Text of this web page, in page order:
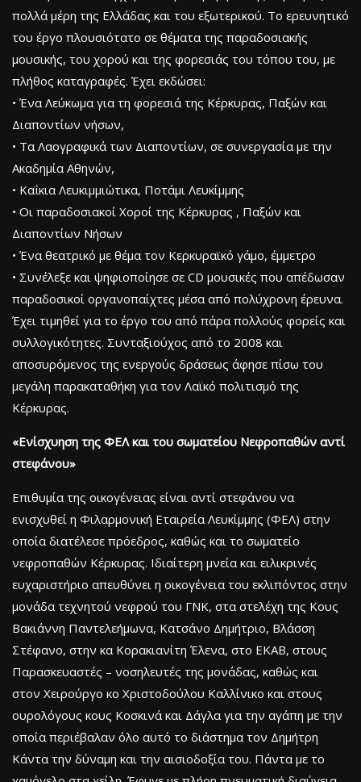
πολλά μέρη της Ελλάδας και του εξωτερικού. Το ερευνητικό
του έργο πλουσιότατο σε θέματα της παραδοσιακής
μουσικής, του χορού και της φορεσιάς του τόπου του, με
πλήθος καταγραφές. Έχει εκδώσει:
• Ένα Λεύκωμα για τη φορεσιά της Κέρκυρας, Παξών και
Διαποντίων νήσων,
• Τα Λαογραφικά των Διαποντίων, σε συνεργασία με την
Ακαδημία Αθηνών,
• Καΐκια Λευκιμμιώτικα, Ποτάμι Λευκίμμης
• Οι παραδοσιακοί Χοροί της Κέρκυρας , Παξών και
Διαποντίων Νήσων
• Ένα θεατρικό με θέμα τον Κερκυραϊκό γάμο, έμμετρο
• Συνέλεξε και ψηφιοποίησε σε CD μουσικές που απέδωσαν
παραδοσικοί οργανοπαίχτες μέσα από πολύχρονη έρευνα.
Έχει τιμηθεί για το έργο του από πάρα πολλούς φορείς και
συλλογικότητες. Συνταξιούχος από το 2008 και
αποσυρόμενος της ενεργούς δράσεως άφησε πίσω του
μεγάλη παρακαταθήκη για τον Λαϊκό πολιτισμό της
Κέρκυρας.
«Ενίσχυηση της ΦΕΛ και του σωματείου Νεφροπαθών αντί
στεφάνου»
Επιθυμία της οικογένειας είναι αντί στεφάνου να
ενισχυθεί η Φιλαρμονική Εταιρεία Λευκίμμης (ΦΕΛ) στην
οποία διατέλεσε πρόεδρος, καθώς και το σωματείο
νεφροπαθών Κέρκυρας. Ιδιαίτερη μνεία και ειλικρινές
ευχαριστήριο απευθύνει η οικογένεια του εκλιπόντος στην
μονάδα τεχνητού νεφρού του ΓΝΚ, στα στελέχη της Κους
Βακιάννη Παντελεήμωνα, Κατσάνο Δημήτριο, Βλάσση
Στέφανο, στην κα Κορακιανίτη Έλενα, στο ΕΚΑΒ, στους
Παρασκευαστές – νοσηλευτές της μονάδας, καθώς και
στον Χειρούργο κο Χριστοδούλου Καλλίνικο και στους
ουρολόγους κους Κοσκινά και Δάγλα για την αγάπη με την
οποία περιέβαλαν όλο αυτό το διάστημα τον Δημήτρη
Κάντα την δύναμη και την αισιοδοξία του. Πάντα με το